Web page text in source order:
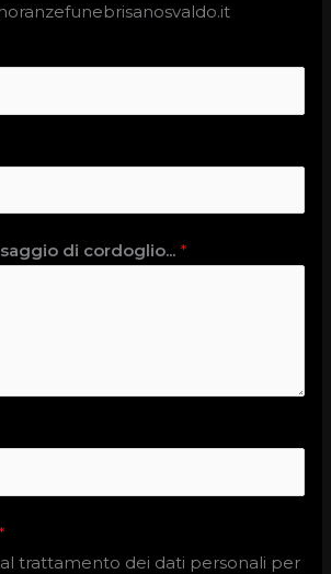
di cordoglio...*
trattamento dei dati personali per